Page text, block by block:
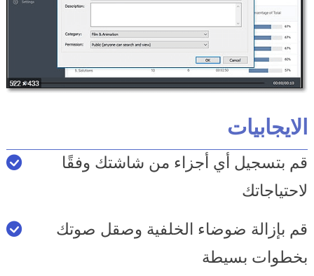
الايجابيات
قم بتسجيل أي أجزاء من شاشتك وفقًا
لاحتياجاتك
قم بإزالة ضوضاء الخلفية وصقل صوتك
بخطوات بسيطة